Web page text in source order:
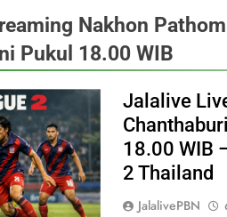
Nakhon
Pukul 18.00 WIB
Jalalive
18.00 WIB
2 Thailand
JalalivePBN